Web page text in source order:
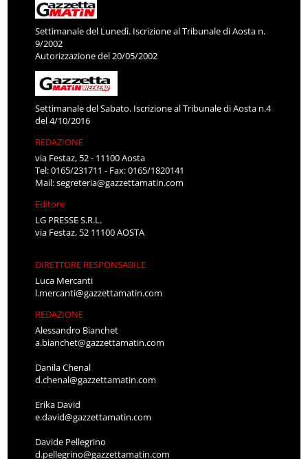
Settimanale del Lunedì. Iscrizione al Tribunale di Aosta n.
9/2002
Autorizzazione del 20/05/2002
Settimanale del Sabato. Iscrizione al Tribunale di Aosta n.4
del 4/10/2016
REDAZIONE
via Festaz, 52 - 11100 Aosta
Tel: 0165/231711 - Fax: 0165/1820141
Mail:segreteria@gazzettamatin.com
Editore
LG PRESSE S.R.L.
via Festaz, 52 11100 AOSTA
DIRETTORE RESPONSABILE
Luca Mercanti
l.mercanti@gazzettamatin.com
REDAZIONE
Alessandro Bianchet
a.bianchet@gazzettamatin.com
Danila Chenal
d.chenal@gazzettamatin.com
Erika David
e.david@gazzettamatin.com
Davide Pellegrino
d.pellegrino@gazzettamatin.com